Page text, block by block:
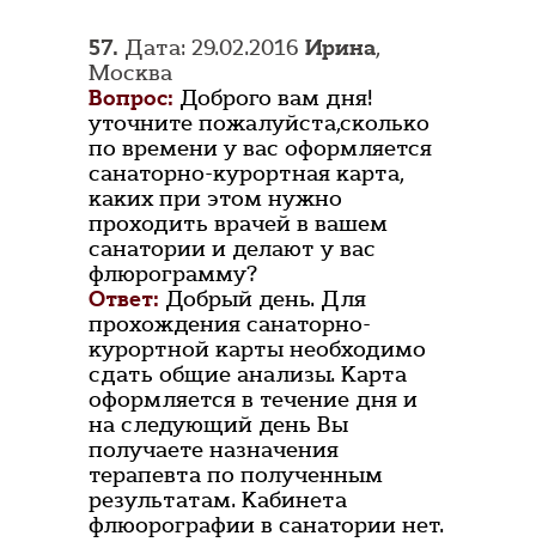
57. Дата: 29.02.2016 Ирина,
Москва
Вопрос: Доброго вам дня!
уточните пожалуйста,сколько
по времени у вас оформляется
санаторно-курортная карта,
каких при этом нужно
проходить врачей в вашем
санатории и делают у вас
флюрограмму?
Ответ: Добрый день. Для
прохождения санаторно-
курортной карты необходимо
сдать общие анализы. Карта
оформляется в течение дня и
на следующий день Вы
получаете назначения
терапевта по полученным
результатам. Кабинета
флюорографии в санатории нет.